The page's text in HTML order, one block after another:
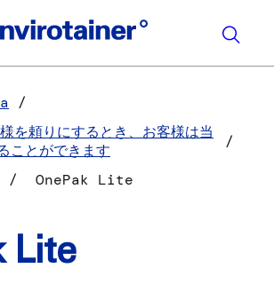
を頼りにするとき、お客様は当
ことができます
OnePak Lite
Lite